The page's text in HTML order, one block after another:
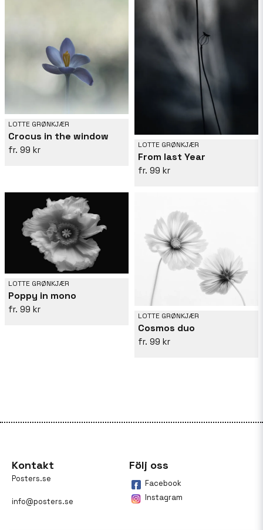
LOTTE GRØNKJÆR
Crocus in the window
99 kr LOTTE GRØNKJÆR
From last Year
99 kr
LOTTE GRØNKJÆR
Poppy in mono
99 kr
LOTTE GRØNKJÆR
Cosmos duo
99 kr
Kontakt
Posters.se
info@posters.se
Följ oss
Facebook
Instagram